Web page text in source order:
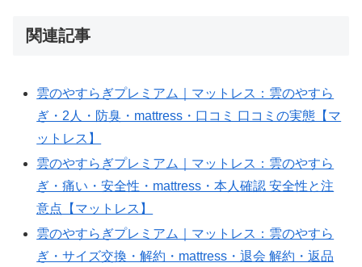
mini;
13T08:02:53Z;
slug=yunnoyasuragipuremiamu-
reviews-
mattress-
4fbc54
関連記事
雲のやすらぎプレミアム｜マットレス：雲のやすら
ぎ・2人・防臭・mattress・口コミ 口コミの実態【マ
ットレス】
雲のやすらぎプレミアム｜マットレス：雲のやすら
ぎ・痛い・安全性・mattress・本人確認 安全性と注
意点【マットレス】
雲のやすらぎプレミアム｜マットレス：雲のやすら
ぎ・サイズ交換・解約・mattress・退会 解約・返品